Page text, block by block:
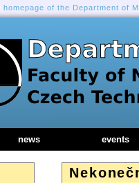
homepage of the Department of
news events